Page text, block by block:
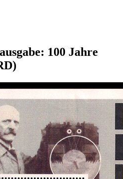
100 Jahre